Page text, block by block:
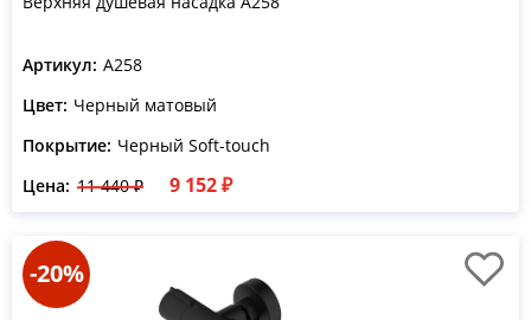
Артикул: A258
Цвет: Черный матовый
Покрытие: Черный Soft-touch
Цена: 11 440 ₽ 9 152 ₽
-20%